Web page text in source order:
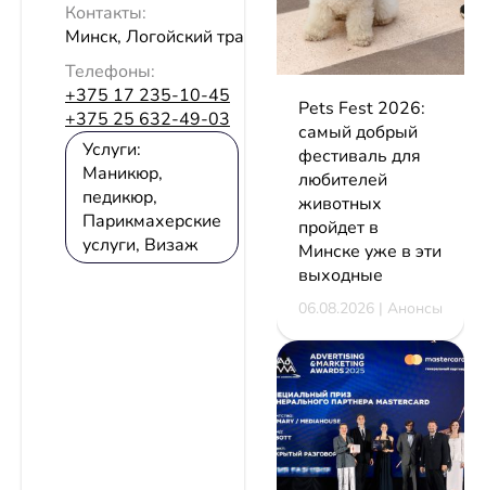
Контакты:
Минск, Логойский тракт, 27
Телефоны:
+375 17 235-10-45
+375 25 632-49-03
Услуги:
Маникюр,
педикюр,
Парикмахерские
услуги, Визаж
Pets Fest 2026:
самый добрый
фестиваль для
любителей
животных
пройдет в
Минске уже в эти
выходные
06.08.2026 | Анонсы